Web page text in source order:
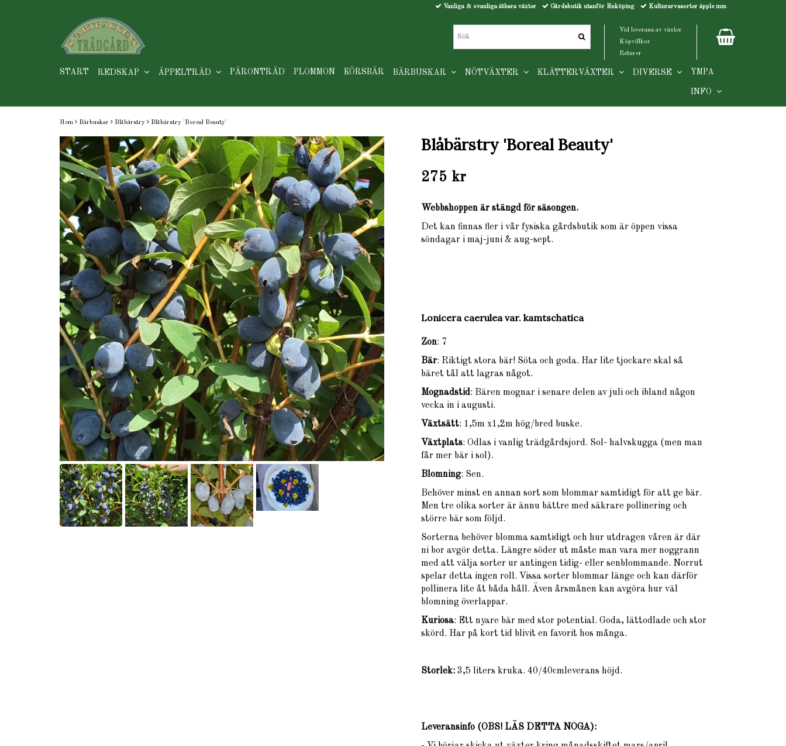
Hem Bärbuskar Blåbärstry Blåbärstry 'Boreal Beauty'
Blåbärstry 'Boreal Beauty'
275 kr
Webbshoppen är stängd för säsongen.
Det kan finnas fler i vår fysiska gårdsbutik som är öppen vissa
söndagar i maj-juni & aug-sept.
Lonicera caerulea var. kamtschatica
Zon: 7
Bär: Riktigt stora bär! Söta och goda. Har lite tjockare skal så
bäret tål att lagras något.
Mognadstid: Bären mognar i senare delen av juli och ibland någon
vecka in i augusti.
Växtsätt: 1,5m x1,2m hög/bred buske.
Växtplats: Odlas i vanlig trädgårdsjord. Sol- halvskugga (men man
får mer bär i sol).
Blomning: Sen.
Behöver minst en annan sort som blommar samtidigt för att ge bär.
Men tre olika sorter är ännu bättre med säkrare pollinering och
större bär som följd.
Sorterna behöver blomma samtidigt och hur utdragen våren är där
ni bor avgör detta. Längre söder ut måste man vara mer noggrann
med att välja sorter ur antingen tidig- eller senblommande. Norrut
spelar detta ingen roll. Vissa sorter blommar länge och kan därför
pollinera lite åt båda håll. Även årsmånen kan avgöra hur väl
blomning överlappar.
Kuriosa: Ett nyare bär med stor potential. Goda, lättodlade och stor
skörd. Har på kort tid blivit en favorit hos många.
Storlek: 3,5 liters kruka. 40/40cmleverans höjd.
Leveransinfo (OBS! LÄS DETTA NOGA):
Vanliga & ovanliga ätbara växter Gårdsbutik utanför Enköping Kulturarvssorter äpple mm
Vid leverans av växter
Köpvillkor
Returer
START REDSKAP ÄPPELTRÄD PÄRONTRÄD PLOMMON KÖRSBÄR BÄRBUSKAR NÖTVÄXTER KLÄTTERVÄXTER DIVERSE YMPA
INFO